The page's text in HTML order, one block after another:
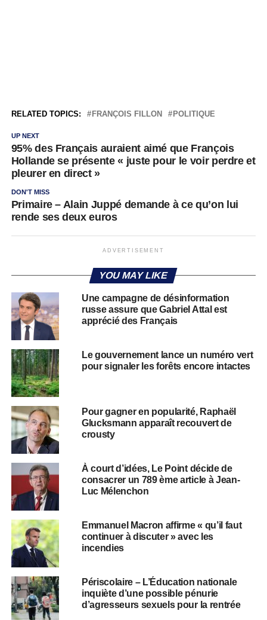
RELATED TOPICS: FRANÇOIS FILLON POLITIQUE
UP NEXT
95% des Français auraient aimé que François
Hollande se présente « juste pour le voir perdre et
pleurer en direct »
DON'T MISS
Primaire – Alain Juppé demande à ce qu’on lui
rende ses deux euros
ADVERTISEMENT
YOU MAY LIKE
Une campagne de désinformation
russe assure que Gabriel Attal est
apprécié des Français
Le gouvernement lance un numéro vert
pour signaler les forêts encore intactes
Pour gagner en popularité, Raphaël
Glucksmann apparaît recouvert de
crousty
À court d’idées, Le Point décide de
consacrer un 789 ème article à Jean-
Luc Mélenchon
Emmanuel Macron affirme « qu’il faut
continuer à discuter » avec les
incendies
Périscolaire – L’Éducation nationale
inquiète d’une possible pénurie
d’agresseurs sexuels pour la rentrée